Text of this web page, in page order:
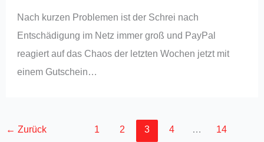
Nach kurzen Problemen ist der Schrei nach
Entschädigung im Netz immer groß und PayPal
reagiert auf das Chaos der letzten Wochen jetzt mit
einem Gutschein…
← Zurück 1 2 3 4 … 14